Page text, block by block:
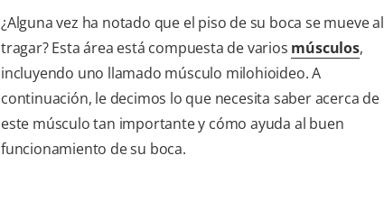
¿Alguna vez ha notado que el piso de su boca se mueve al
tragar? Esta área está compuesta de varios músculos,
incluyendo uno llamado músculo milohioideo. A
continuación, le decimos lo que necesita saber acerca de
este músculo tan importante y cómo ayuda al buen
funcionamiento de su boca.